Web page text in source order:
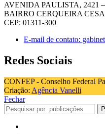
AVENIDA PAULISTA, 2421
BAIRRO CERQUEIRA
CEP: 01311-300
E-mail de contato:
Redes Sociais
CONFEP - Conselho Federal
Criação: Agência Vanelli
Fechar